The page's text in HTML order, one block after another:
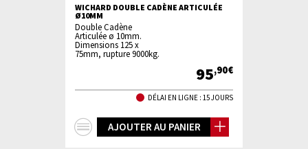
WICHARD DOUBLE CADÈNE ARTICULÉE
Ø10MM
Double Cadène
Articulée ø 10mm.
Dimensions 125 x
75mm, rupture 9000kg.
95,90€
DÉLAI EN LIGNE : 15 JOURS
AJOUTER AU PANIER